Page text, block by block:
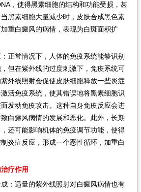
，使得黑素细胞的结构和功能受损，甚
黑素细胞大量减少时，皮肤合成黑色素
重白癜风的病情，表现为白斑面积扩
常情况下，人体的免疫系统能够识别
但在紫外线的过度刺激下，免疫系统可
外线照射会促使皮肤细胞释放一些炎症
活免疫系统，使其错误地将黑素细胞识
发动免疫攻击。这种自身免疫反应会进
白癜风病情的发展和恶化。此外，长期
还可能影响机体的免疫调节功能，使得
炎症反应，形成一个恶性循环，加重白
疗作用
适量的紫外线照射对白癜风病情也有